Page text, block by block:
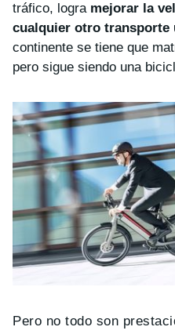
tráfico, logra mejorar la
cualquier otro transporte
continente se tiene que
pero sigue siendo una
Pero no todo son